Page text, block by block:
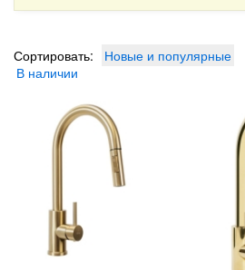
Сортировать: Новые и популярные
В наличии